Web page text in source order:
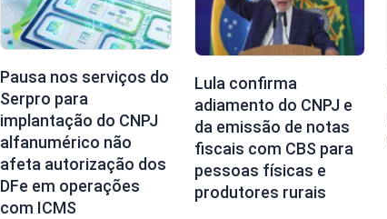
Pausa nos serviços do
Serpro para
implantação do CNPJ
alfanumérico não
afeta autorização dos
DFe em operações
com ICMS
Lula confirma
adiamento do CNPJ e
da emissão de notas
fiscais com CBS para
pessoas físicas e
produtores rurais